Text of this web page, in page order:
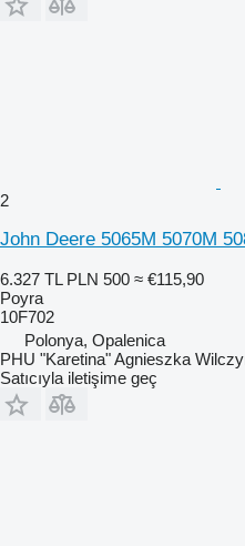
2
John Deere 5065M 5070M
6.327 TL PLN 500 ≈ €115,90
Poyra
10F702
Polonya, Opalenica
PHU "Karetina" Agnieszka
Satıcıyla iletişime geç